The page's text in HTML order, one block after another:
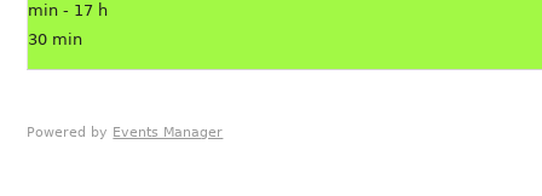
min - 17 h
30 min
Powered by Events Manager